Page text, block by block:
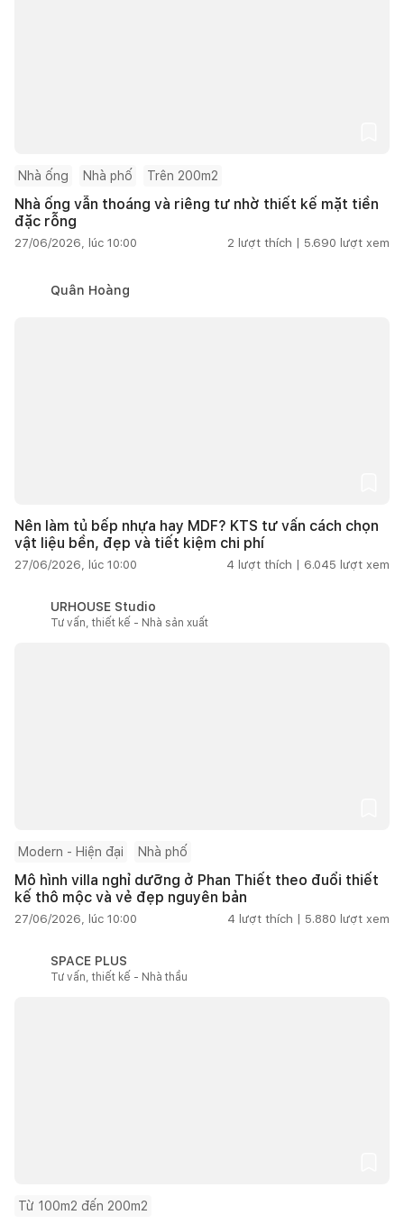
Nhà ống Nhà phố Trên 200m2
Nhà ống vẫn thoáng và riêng tư nhờ thiết kế mặt tiền
đặc rỗng
27/06/2026, lúc 10:00 2 lượt thích | 5.690 lượt xem
Quân Hoàng
Nên làm tủ bếp nhựa hay MDF? KTS tư vấn cách chọn
vật liệu bền, đẹp và tiết kiệm chi phí
27/06/2026, lúc 10:00 4 lượt thích | 6.045 lượt xem
URHOUSE Studio
Tư vấn, thiết kế - Nhà sản xuất
Modern - Hiện đại Nhà phố
Mô hình villa nghỉ dưỡng ở Phan Thiết theo đuổi thiết
kế thô mộc và vẻ đẹp nguyên bản
27/06/2026, lúc 10:00 4 lượt thích | 5.880 lượt xem
SPACE PLUS
Tư vấn, thiết kế - Nhà thầu
Từ 100m2 đến 200m2